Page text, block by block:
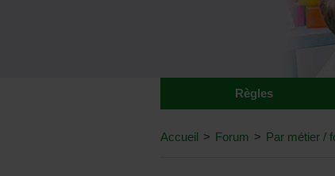
Règles
Accueil > Forum > Par métier /